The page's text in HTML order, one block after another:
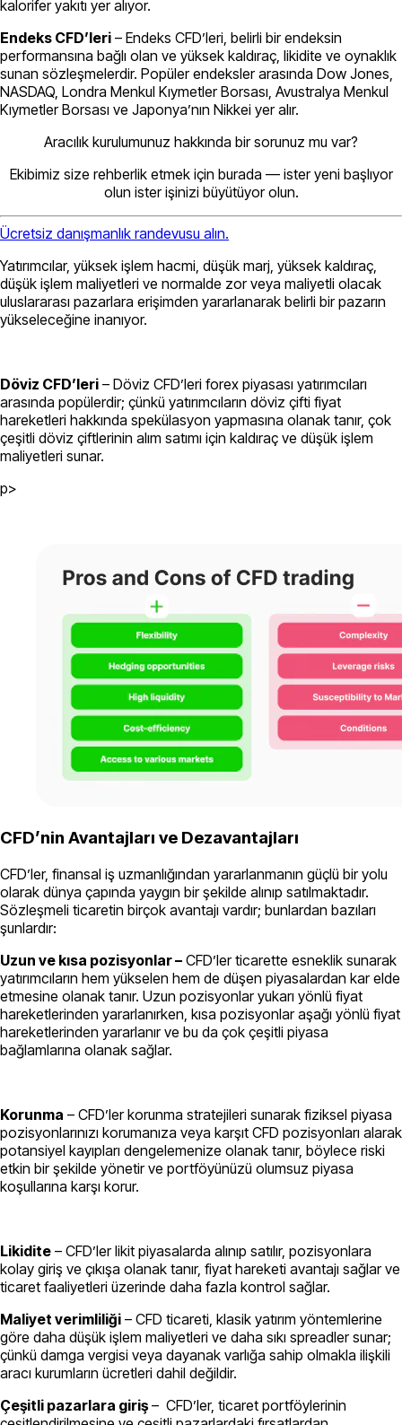
kalorifer yakıtı yer alıyor.
Endeks CFD’leri – Endeks CFD’leri, belirli bir endeksin
performansına bağlı olan ve yüksek kaldıraç, likidite ve oynaklık
sunan sözleşmelerdir. Popüler endeksler arasında Dow Jones,
NASDAQ, Londra Menkul Kıymetler Borsası, Avustralya Menkul
Kıymetler Borsası ve Japonya’nın Nikkei yer alır.
Aracılık kurulumunuz hakkında bir sorunuz mu var?
Ekibimiz size rehberlik etmek için burada — ister yeni başlıyor
olun ister işinizi büyütüyor olun.
Ücretsiz danışmanlık randevusu alın.
Yatırımcılar, yüksek işlem hacmi, düşük marj, yüksek kaldıraç,
düşük işlem maliyetleri ve normalde zor veya maliyetli olacak
uluslararası pazarlara erişimden yararlanarak belirli bir pazarın
yükseleceğine inanıyor.
Döviz CFD’leri – Döviz CFD’leri forex piyasası yatırımcıları
arasında popülerdir; çünkü yatırımcıların döviz çifti fiyat
hareketleri hakkında spekülasyon yapmasına olanak tanır, çok
çeşitli döviz çiftlerinin alım satımı için kaldıraç ve düşük işlem
maliyetleri sunar.
p>
CFD’nin Avantajları ve Dezavantajları
CFD’ler, finansal iş uzmanlığından yararlanmanın güçlü bir yolu
olarak dünya çapında yaygın bir şekilde alınıp satılmaktadır.
Sözleşmeli ticaretin birçok avantajı vardır; bunlardan bazıları
şunlardır:
Uzun ve kısa pozisyonlar – CFD’ler ticarette esneklik sunarak
yatırımcıların hem yükselen hem de düşen piyasalardan kar elde
etmesine olanak tanır. Uzun pozisyonlar yukarı yönlü fiyat
hareketlerinden yararlanırken, kısa pozisyonlar aşağı yönlü fiyat
hareketlerinden yararlanır ve bu da çok çeşitli piyasa
bağlamlarına olanak sağlar.
Korunma – CFD’ler korunma stratejileri sunarak fiziksel piyasa
pozisyonlarınızı korumanıza veya karşıt CFD pozisyonları alarak
potansiyel kayıpları dengelemenize olanak tanır, böylece riski
etkin bir şekilde yönetir ve portföyünüzü olumsuz piyasa
koşullarına karşı korur.
Likidite – CFD’ler likit piyasalarda alınıp satılır, pozisyonlara
kolay giriş ve çıkışa olanak tanır, fiyat hareketi avantajı sağlar ve
ticaret faaliyetleri üzerinde daha fazla kontrol sağlar.
Maliyet verimliliği – CFD ticareti, klasik yatırım yöntemlerine
göre daha düşük işlem maliyetleri ve daha sıkı spreadler sunar;
çünkü damga vergisi veya dayanak varlığa sahip olmakla ilişkili
aracı kurumların ücretleri dahil değildir.
Çeşitli pazarlara giriş– CFD’ler, ticaret portföylerinin